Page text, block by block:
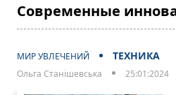
Современные
МИР УВЛЕЧЕНИЙ ТЕХНИКА
Ольга Станішевська 25:01:2024